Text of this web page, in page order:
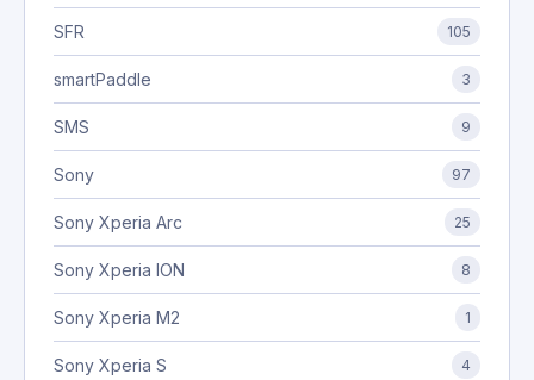
SFR 105
smartPaddle 3
SMS 9
Sony 97
Sony Xperia Arc 25
Sony Xperia ION 8
Sony Xperia M2 1
Sony Xperia S 4